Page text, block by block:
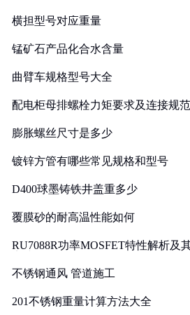
横担型号对应重量
锰矿石产品化合水含量
曲臂车规格型号大全
配电柜母排螺栓力矩要求及连接规
膨胀螺丝尺寸是多少
镀锌方管有哪些常见规格和型号
D400球墨铸铁井盖重多少
覆膜砂的耐高温性能如何
RU7088R功率MOSFET特性解析及
不锈钢通风 管道施工
201不锈钢重量计算方法大全